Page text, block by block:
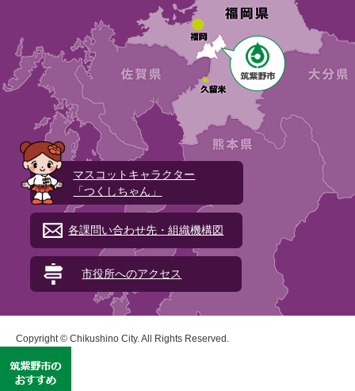
マスコットキャラクター
「つくしちゃん」
各課問い合わせ先・組織機構図
市役所へのアクセス
Copyright © Chikushino City. All Rights Reserved.